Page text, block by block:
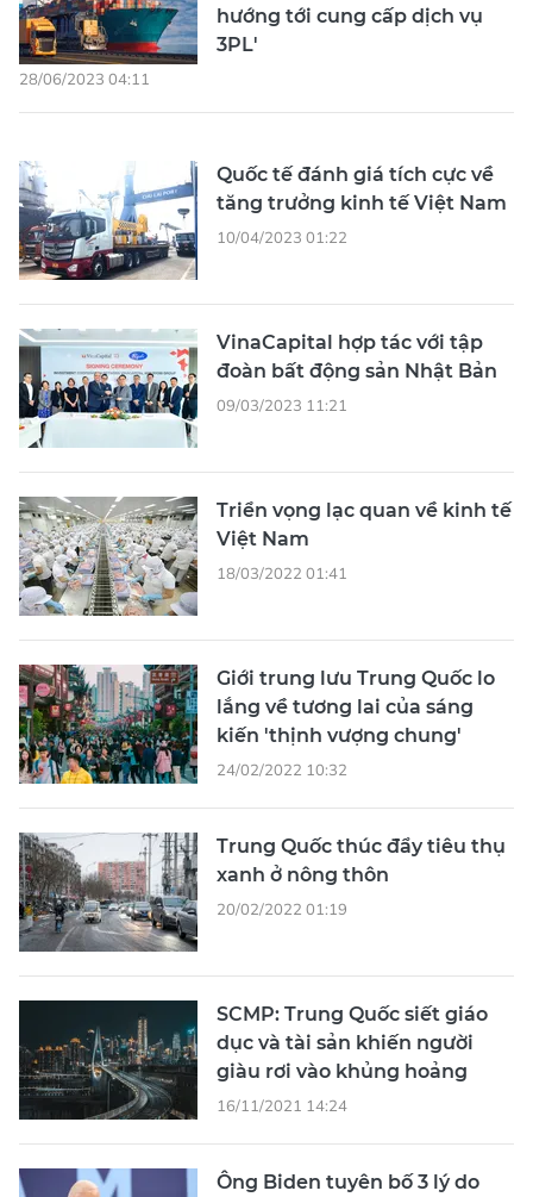
hướng tới cung cấp dịch vụ
3PL'
28/06/2023 04:11
Quốc tế đánh giá tích cực về
tăng trưởng kinh tế Việt Nam
10/04/2023 01:22
VinaCapital hợp tác với tập
đoàn bất động sản Nhật Bản
09/03/2023 11:21
Triển vọng lạc quan về kinh tế
Việt Nam
18/03/2022 01:41
Giới trung lưu Trung Quốc lo
lắng về tương lai của sáng
kiến 'thịnh vượng chung'
24/02/2022 10:32
Trung Quốc thúc đẩy tiêu thụ
xanh ở nông thôn
20/02/2022 01:19
SCMP: Trung Quốc siết giáo
dục và tài sản khiến người
giàu rơi vào khủng hoảng
16/11/2021 14:24
Ông Biden tuyên bố 3 lý do